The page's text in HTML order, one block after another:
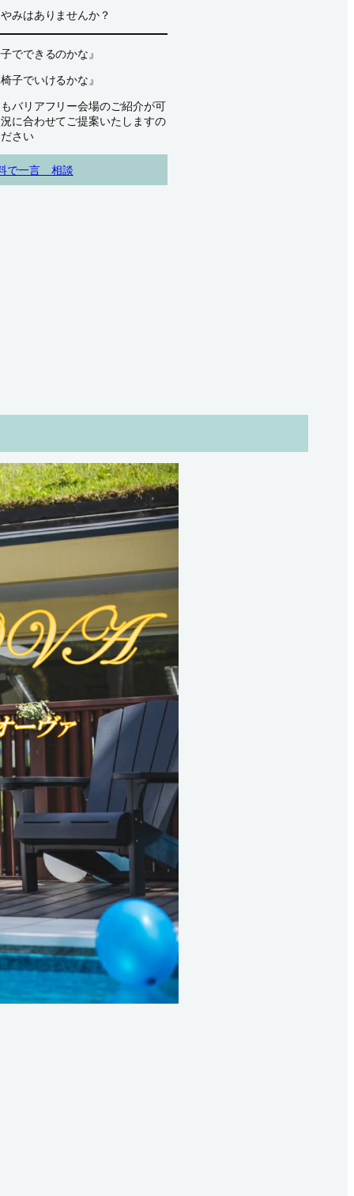
みはありませんか？
でできるのかな』
子でいけるかな』
バリアフリー会場のご紹介が可
に合わせてご提案いたしますの
さい
で一言 相談